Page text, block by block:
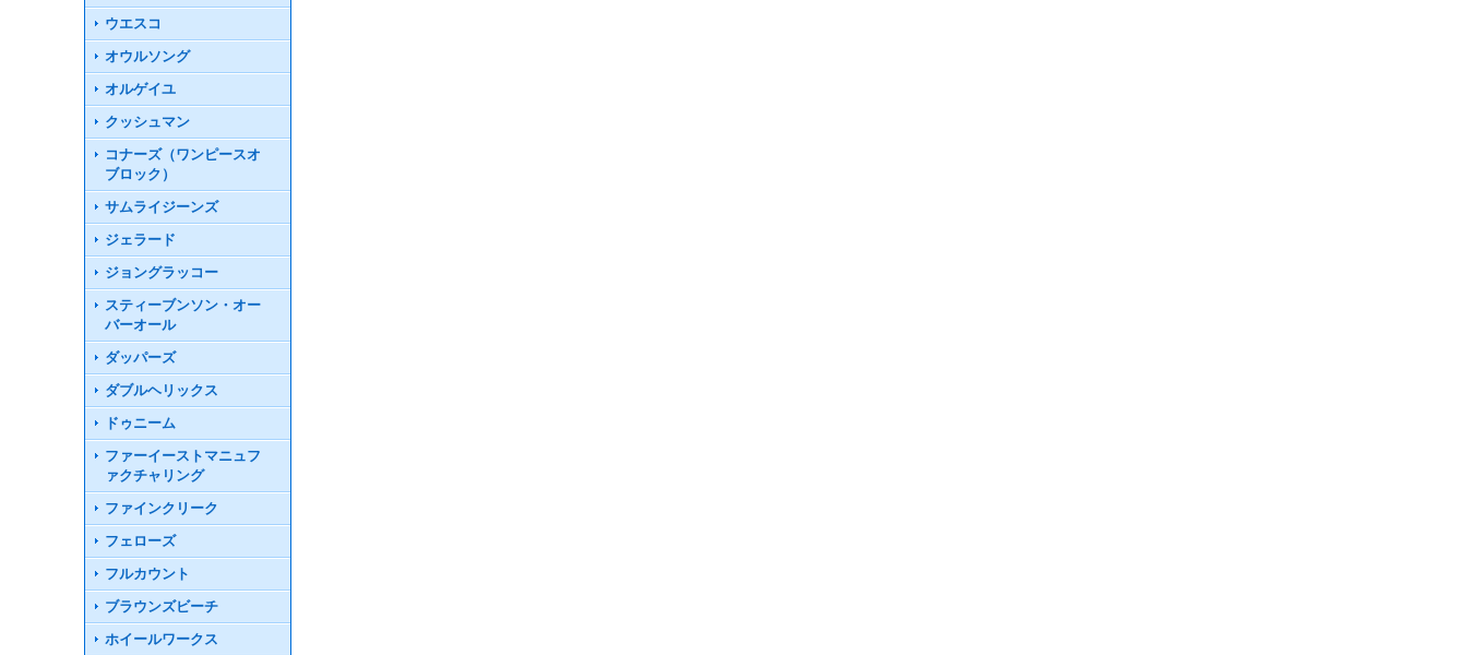
ウエスコ
オウルソング
オルゲイユ
クッシュマン
コナーズ（ワンピースオ
ブロック）
サムライジーンズ
ジェラード
ジョングラッコー
スティーブンソン・オー
バーオール
ダッパーズ
ダブルヘリックス
ドゥニーム
ファーイーストマニュフ
ァクチャリング
ファインクリーク
フェローズ
フルカウント
ブラウンズビーチ
ホイールワークス